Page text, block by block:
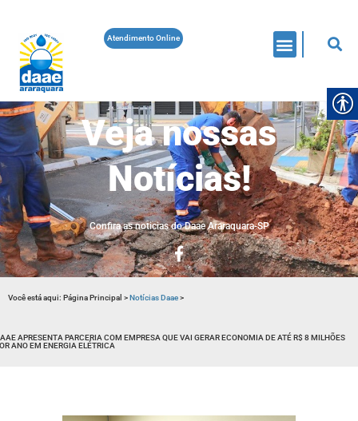
Atendimento Online
Veja nossas
Notícias!
Confira as noticias do Daae Araraquara-SP
Você está aqui: Página Principal >Notícias Daae>
APRESENTA PARCERIA COM EMPRESA QUE VAI GERAR ECONOMIA DE ATÉ R$ 8 MILHÕES
ANO EM ENERGIA ELÉTRICA